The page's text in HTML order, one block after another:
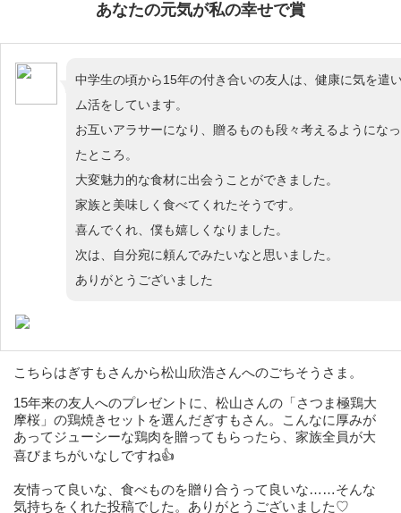
あなたの元気が私の幸せで賞
中学生の頃から15年の付き合いの友人は、健康に気を遣
ム活をしています。
お互いアラサーになり、贈るものも段々考えるようにな
たところ。
大変魅力的な食材に出会うことができました。
家族と美味しく食べてくれたそうです。
喜んでくれ、僕も嬉しくなりました。
次は、自分宛に頼んでみたいなと思いました。
ありがとうございました
こちらはぎすもさんから松山欣浩さんへのごちそうさま。
15年来の友人へのプレゼントに、松山さんの「さつま極鶏大
摩桜」の鶏焼きセットを選んだぎすもさん。こんなに厚みが
あってジューシーな鶏肉を贈ってもらったら、家族全員が大
喜びまちがいなしですね👍
友情って良いな、食べものを贈り合うって良いな……そんな
気持ちをくれた投稿でした。ありがとうございました♡